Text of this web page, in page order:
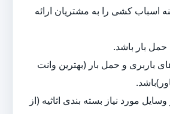
اسباب کشی را به مشتریان ارائه
حمل بار باشد.
باربری و حمل بار (بهترین وانت
مورد نیاز بسته بندی اثاثیه (از